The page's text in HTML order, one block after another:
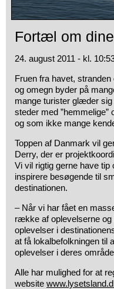
Fortæl om
24. august 2011 - kl.
Fruen fra havet,
og omegn byder på
mange turister glæder
steder med
og som ikke mange
Toppen af Danmark vil
Derry, der er
Vi vil rigtig gerne have
inspirere besøgende til
destinationen.
– Når vi har fået en
række af oplevelserne og
oplevelser i
at få lokalbefolkningen til
oplevelser i deres
Alle har mulighed for at
website